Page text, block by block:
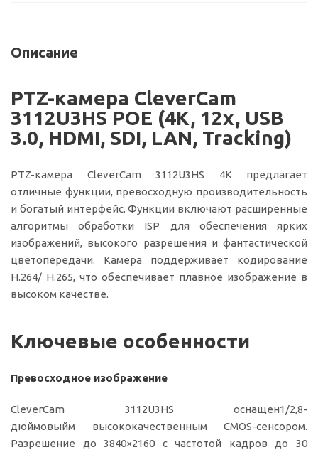
Описание
PTZ-камера CleverCam
3112U3HS POE (4K, 12x, USB
3.0, HDMI, SDI, LAN, Tracking)
PTZ-камера CleverCam 3112U3HS 4K предлагает
отличные функции, превосходную производительность
и богатый интерфейс. Функции включают расширенные
алгоритмы обработки ISP для обеспечения ярких
изображений, высокого разрешения и фантастической
цветопередачи. Камера поддерживает кодирование
H.264/ H.265, что обеспечивает плавное изображение в
высоком качестве.
Ключевые особенности
Превосходное изображение
CleverCam 3112U3HS оснащен1/2,8-
дюймовыйм высококачественным CMOS-сенсором.
Разрешение до 3840×2160 с частотой кадров до 30